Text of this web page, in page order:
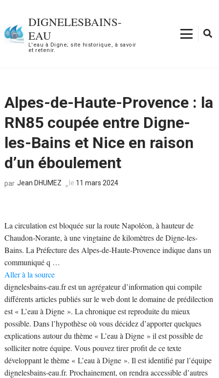
contenu
(Pressez
DIGNELESBAINS-
EAU
L'eau à Digne; site historique, à savoir
et retenir.
Alpes-de-Haute-Provence : la
RN85 coupée entre Digne-
les-Bains et Nice en raison
d’un éboulement
par Jean DHUMEZ le 11 mars 2024
La circulation est bloquée sur la route Napoléon, à hauteur de
Chaudon-Norante, à une vingtaine de kilomètres de Digne-les-
Bains. La Préfecture des Alpes-de-Haute-Provence indique dans un
communiqué q …
Aller à la source
dignelesbains-eau.fr est un agrégateur d’information qui compile
différents articles publiés sur le web dont le domaine de prédilection
est « L’eau à Digne ». La chronique est reproduite du mieux
possible. Dans l’hypothèse où vous décidez d’apporter quelques
explications autour du thème « L’eau à Digne » il est possible de
solliciter notre équipe. Vous pouvez tirer profit de ce texte
développant le thème « L’eau à Digne ». Il est identifié par l’équipe
dignelesbains-eau.fr. Prochainement, on rendra accessible d’autres